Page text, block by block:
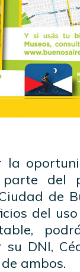
la
del
de
del
DNI,
ambos.